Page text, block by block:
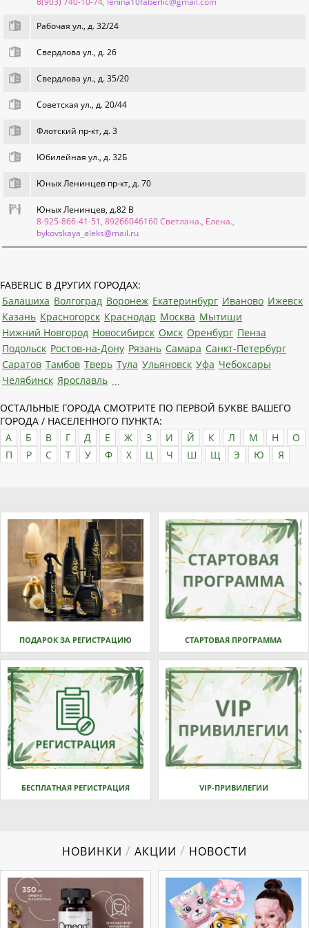
Рабочая ул., д. 32/24
Свердлова ул., д. 26
Свердлова ул., д. 35/20
Советская ул., д. 20/44
Флотский пр-кт, д. 3
Юбилейная ул., д. 32Б
Юных Ленинцев пр-кт, д. 70
Юных Ленинцев, д.82 В
8-925-866-41-51, 89266046160 Светлана., Елена.,
bykovskaya_aleks@mail.ru
FABERLIC В ДРУГИХ ГОРОДАХ:
Балашиха Волгоград Воронеж Екатеринбург Иваново Ижевск
Казань Красногорск Краснодар Москва Мытищи
Нижний Новгород Новосибирск Омск Оренбург Пенза
Подольск Ростов-на-Дону Рязань Самара Санкт-Петербург
Саратов Тамбов Тверь Тула Ульяновск Уфа Чебоксары
Челябинск Ярославль ...
ОСТАЛЬНЫЕ ГОРОДА СМОТРИТЕ ПО ПЕРВОЙ БУКВЕ ВАШЕГО
ГОРОДА / НАСЕЛЕННОГО ПУНКТА:
А
Б В Г Д Е Ж З И Й К Л М Н
О
П
Р С Т У Ф Х Ц Ч Ш Щ Э Ю Я
ПОДАРОК ЗА РЕГИСТРАЦИЮ СТАРТОВАЯ ПРОГРАММА
БЕСПЛАТНАЯ РЕГИСТРАЦИЯ VIP-ПРИВИЛЕГИИ
НОВИНКИ / АКЦИИ / НОВОСТИ